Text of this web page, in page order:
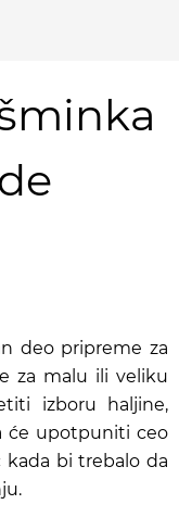
deo pripreme za
za malu ili veliku
izboru haljine,
će upotpuniti ceo
kada bi trebalo da